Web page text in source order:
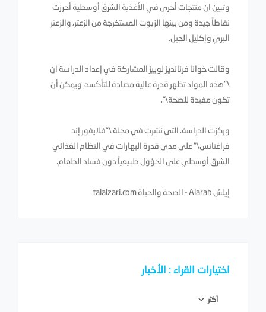
وتبين ان منتجات أخرى في الأغذية الشرق أوسطية أحرزت
نقاطاً جيدة ومن بينها الزيوت المستخرجة من الزعتر، والزعتر
البري وإكليل الجبل.
وقالت خوانا فرنانديز لوبيز المشاركة في إعداد الدراسة ان
\"هذه المواد تظهر قدرة عالية مضادة للتأكسد، ويمكن أن
تكون مفيدة للصحة\".
وركزت الدراسة، التي نشرت في مجلة \"فلايفور إند
فراغنانس\" على مدى قدرة البهارات في النظام الغذائي
الشرق أوسطي على الحؤول طبيعياً دون فساد الطعام.
إيلش Alarab - الصحة والحياة talalzari.com
اختيارات القراء : الأخبار
أكثر